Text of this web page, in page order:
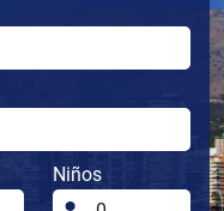
Niños